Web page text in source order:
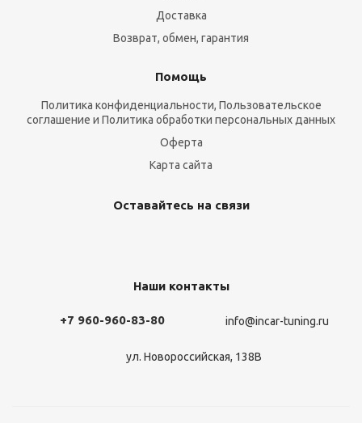
Доставка
Возврат, обмен, гарантия
Помощь
Политика конфиденциальности, Пользовательское
соглашение и Политика обработки персональных данных
Оферта
Карта сайта
Оставайтесь на связи
Наши контакты
+7 960-960-83-80 info@incar-tuning.ru
ул. Новороссийская, 138В